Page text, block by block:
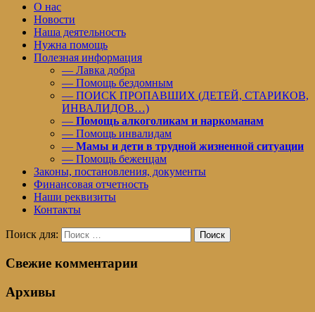
О нас
Новости
Наша деятельность
Нужна помощь
Полезная информация
— Лавка добра
— Помощь бездомным
— ПОИСК ПРОПАВШИХ (ДЕТЕЙ, СТАРИКОВ,
ИНВАЛИДОВ…)
— Помощь алкоголикам и наркоманам
— Помощь инвалидам
— Мамы и дети в трудной жизненной ситуации
— Помощь беженцам
Законы, постановления, документы
Финансовая отчетность
Наши реквизиты
Контакты
Поиск для: Поиск
Свежие комментарии
Архивы